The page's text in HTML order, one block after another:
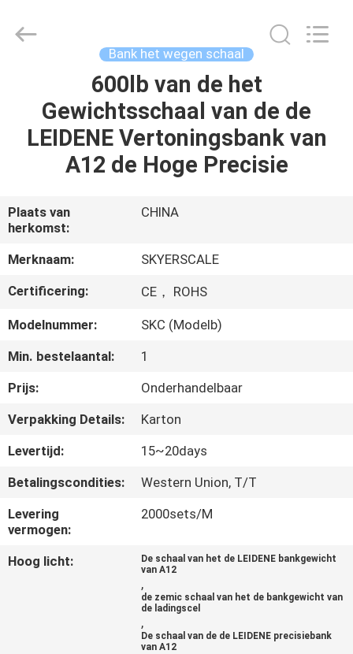
PRODUCTEN
OVER
ONS
KWALITEITSCONTROLE
NIEUWS
GEVALLEN
VRAAG
EEN
OFFERTE
Rights
Bank het wegen schaal
600lb van de het
Gewichtsschaal van de de
LEIDENE Vertoningsbank van
A12 de Hoge Precisie
Plaats van
herkomst:
CHINA
Merknaam:
SKYERSCALE
Certificering:
CE， ROHS
Modelnummer:
SKC (Modelb)
Min. bestelaantal:
1
Prijs:
Onderhandelbaar
Verpakking Details:
Karton
Levertijd:
15~20days
Betalingscondities:
Western Union, T/T
Levering
vermogen:
2000sets/M
Hoog licht:
De schaal van het de LEIDENE bankgewicht
van A12
,
de zemic schaal van het de bankgewicht van
de ladingscel
,
De schaal van de de LEIDENE precisiebank
van A12